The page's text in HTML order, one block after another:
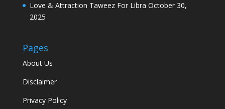
Love & Attraction Taweez For Libra October 30,
2025
Pages
About Us
Disclaimer
Privacy Policy